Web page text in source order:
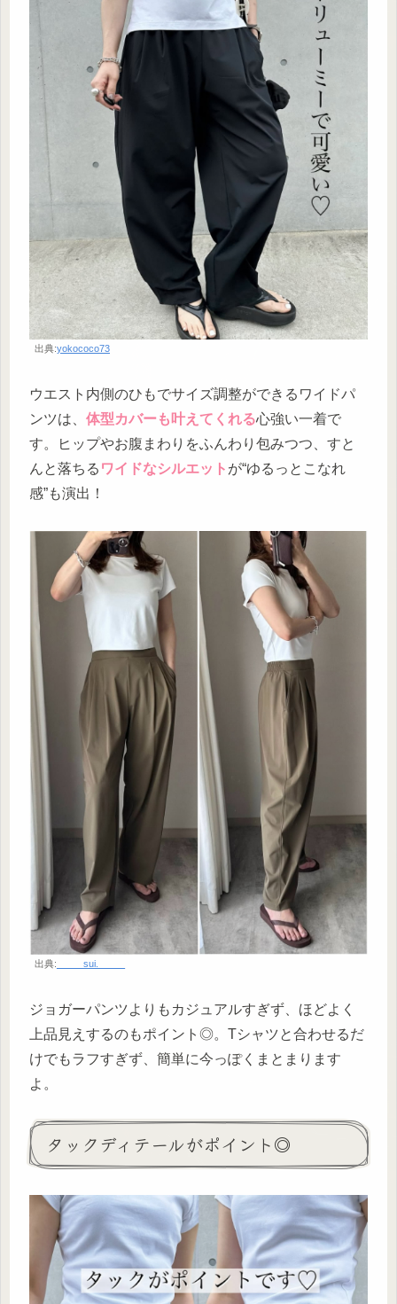
出典:yokococo73
ウエスト内側のひもでサイズ調整ができるワイドパ
ンツは、 体型カバーも叶えてくれる心強い一着で
す。ヒップやお腹まわりをふんわり包みつつ、すと
んと落ちる ワイドなシルエット が“ゆるっとこなれ
感”も演出！
出典: _____sui._____
ジョガーパンツよりもカジュアルすぎず、ほどよく
上品見えするのもポイント◎。Tシャツと合わせるだ
けでもラフすぎず、簡単に今っぽくまとまります
よ。
タックディテールがポイント◎